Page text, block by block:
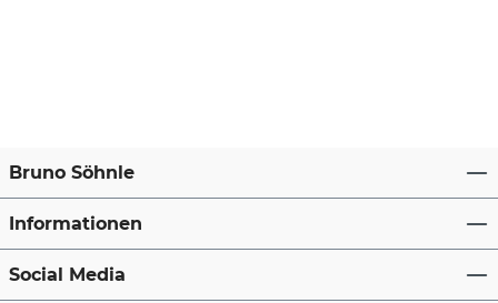
Bruno Söhnle
Informationen
Social Media